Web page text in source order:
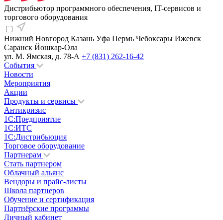
Дистрибьютор программного обеспечения, IT-сервисов и
торгового оборудования
Нижний Новгород Казань Уфа Пермь Чебоксары Ижевск
Саранск Йошкар-Ола
ул. М. Ямская, д. 78-А +7 (831) 262-16-42
События
Новости
Мероприятия
Акции
Продукты и сервисы
Антикризис
1С:Предприятие
1С:ИТС
1С:Дистрибьюция
Торговое оборудование
Партнерам
Стать партнером
Облачный альянс
Вендоры и прайс-листы
Школа партнеров
Обучение и сертификация
Партнёрские программы
Личный кабинет